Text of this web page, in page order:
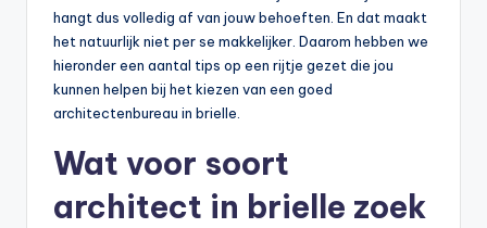
hangt dus volledig af van jouw behoeften. En dat maakt
het natuurlijk niet per se makkelijker. Daarom hebben we
hieronder een aantal tips op een rijtje gezet die jou
kunnen helpen bij het kiezen van een goed
architectenbureau in brielle.
Wat voor soort
architect in brielle zoek